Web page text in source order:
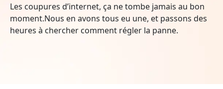
Les coupures d’internet, ça ne tombe jamais au bon
moment.Nous en avons tous eu une, et passons des
heures à chercher comment régler la panne.